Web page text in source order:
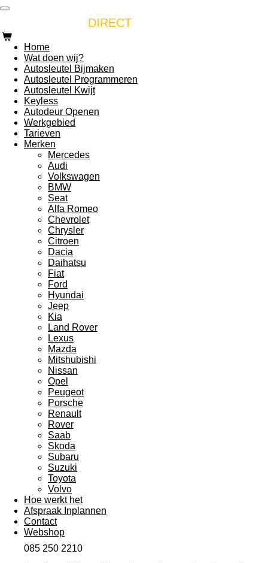
Ga
naar
de
hoofdinhoud
DIRECT
Home
Wat doen wij?
Autosleutel Bijmaken
Autosleutel Programmeren
Autosleutel Kwijt
Keyless
Autodeur Openen
Werkgebied
Tarieven
Merken
Mercedes
Audi
Volkswagen
BMW
Seat
Alfa Romeo
Chevrolet
Chrysler
Citroen
Dacia
Daihatsu
Fiat
Ford
Hyundai
Jeep
Kia
Land Rover
Lexus
Mazda
Mitshubishi
Nissan
Opel
Peugeot
Porsche
Renault
Rover
Saab
Skoda
Subaru
Suzuki
Toyota
Volvo
Hoe werkt het
Afspraak Inplannen
Contact
Webshop
085 250 2210